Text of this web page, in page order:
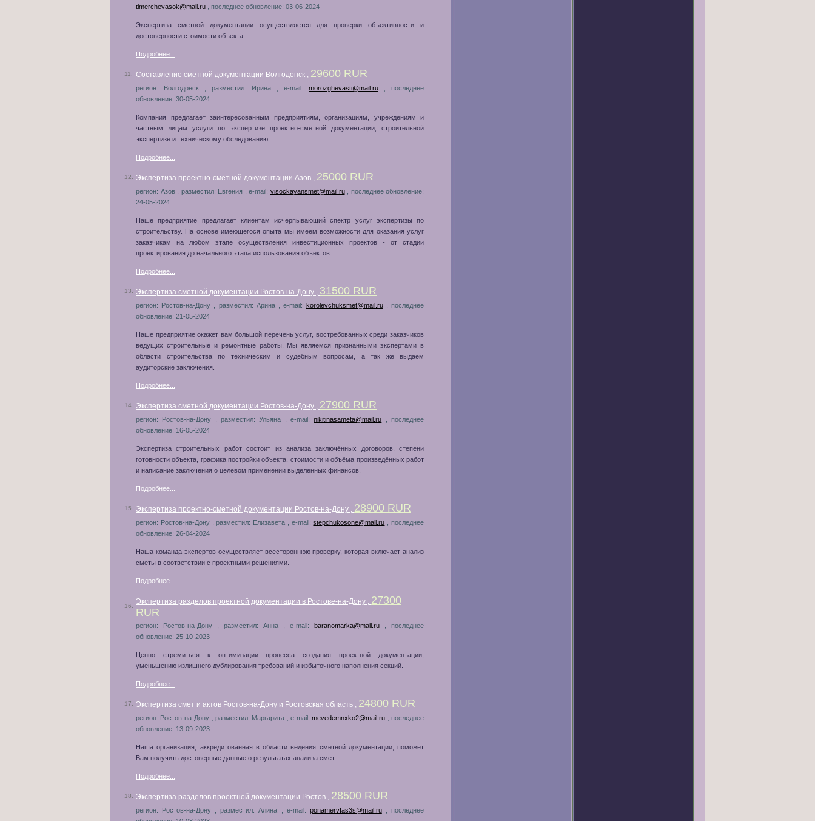
timerchevasok@mail.ru , последнее обновление: 03-06-2024
Экспертиза сметной документации осуществляется для проверки объективности и
достоверности стоимости объекта.
Подробнее...
11. Составление сметной документации Волгодонск , 29600 RUR
регион: Волгодонск , разместил: Ирина , e-mail: morozghevasti@mail.ru , последнее
обновление: 30-05-2024
Компания предлагает заинтересованным предприятиям, организациям, учреждениям и
частным лицам услуги по экспертизе проектно-сметной документации, строительной
экспертизе и техническому обследованию.
Подробнее...
12. Экспертиза проектно-сметной документации Азов , 25000 RUR
регион: Азов , разместил: Евгения , e-mail: visockayansmet@mail.ru, последнее обновление:
24-05-2024
Наше предприятие предлагает клиентам исчерпывающий спектр услуг экспертизы по
строительству. На основе имеющегося опыта мы имеем возможности для оказания услуг
заказчикам на любом этапе осуществления инвестиционных проектов - от стадии
проектирования до начального этапа использования объектов.
Подробнее...
13. Экспертиза сметной документации Ростов-на-Дону , 31500 RUR
регион: Ростов-на-Дону , разместил: Арина , e-mail: korolevchuksmet@mail.ru, последнее
обновление: 21-05-2024
Наше предприятие окажет вам большой перечень услуг, востребованных среди заказчиков
ведущих строительные и ремонтные работы. Мы являемся признанными экспертами в
области строительства по техническим и судебным вопросам, а так же выдаем
аудиторские заключения.
Подробнее...
14. Экспертиза сметной документации Ростов-на-Дону , 27900 RUR
регион: Ростов-на-Дону , разместил: Ульяна , e-mail:nikitinasameta@mail.ru , последнее
обновление: 16-05-2024
Экспертиза строительных работ состоит из анализа заключённых договоров, степени
готовности объекта, графика постройки объекта, стоимости и объёма произведённых работ
и написание заключения о целевом применении выделенных финансов.
Подробнее...
15. Экспертиза проектно-сметной документации Ростов-на-Дону , 28900 RUR
регион: Ростов-на-Дону , разместил: Елизавета , e-mail:stepchukosone@mail.ru , последнее
обновление: 26-04-2024
Наша команда экспертов осуществляет всестороннюю проверку, которая включает анализ
сметы в соответствии с проектными решениями.
Подробнее...
16.
Экспертиза разделов проектной документации в Ростове-на-Дону , 27300
RUR
регион: Ростов-на-Дону , разместил: Анна , e-mail: baranomarka@mail.ru , последнее
обновление: 25-10-2023
Ценно стремиться к оптимизации процесса создания проектной документации,
уменьшению излишнего дублирования требований и избыточного наполнения секций.
Подробнее...
17. Экспертиза смет и актов Ростов-на-Дону и Ростовская область , 24800 RUR
регион: Ростов-на-Дону , разместил: Маргарита , e-mail:mevedemnxko2@mail.ru , последнее
обновление: 13-09-2023
Наша организация, аккредитованная в области ведения сметной документации, поможет
Вам получить достоверные данные о результатах анализа смет.
Подробнее...
18. Экспертиза разделов проектной документации Ростов , 28500 RUR
регион: Ростов-на-Дону , разместил: Алина , e-mail: ponamervfas3s@mail.ru, последнее